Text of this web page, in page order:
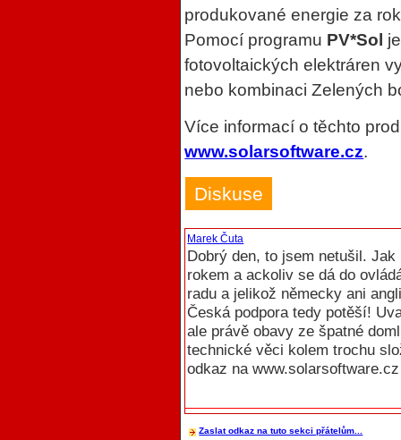
produkované energie za
Pomocí programu PV*Sol
fotovoltaických elektráren
nebo kombinaci Zelených
Více informací o těchto
www.solarsoftware.cz.
Diskuse
Marek Čuta
Dobrý den, to jsem netušil.
rokem a ackoliv se dá do
radu a jelikož německy ani
Česká podpora tedy potěší!
ale právě obavy ze špatné
technické věci kolem trochu
odkaz na
Zaslat odkaz na tuto sekci přátelům...